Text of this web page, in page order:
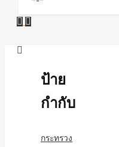
ป้าย
กำกับ
กระทรวง